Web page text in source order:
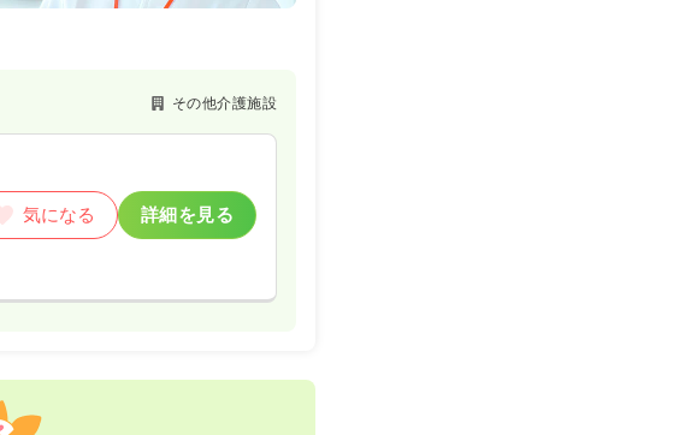
その他介護施設
気になる 詳細を見る